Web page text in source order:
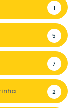
1
5
7
2